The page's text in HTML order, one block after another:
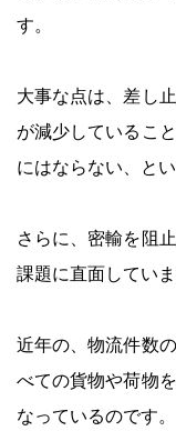
す。
大事な点は、差し
が減少しているこ
にはならない、と
さらに、密輸を阻
課題に直面していま
近年の、物流件数
べての貨物や荷物
なっているのです。